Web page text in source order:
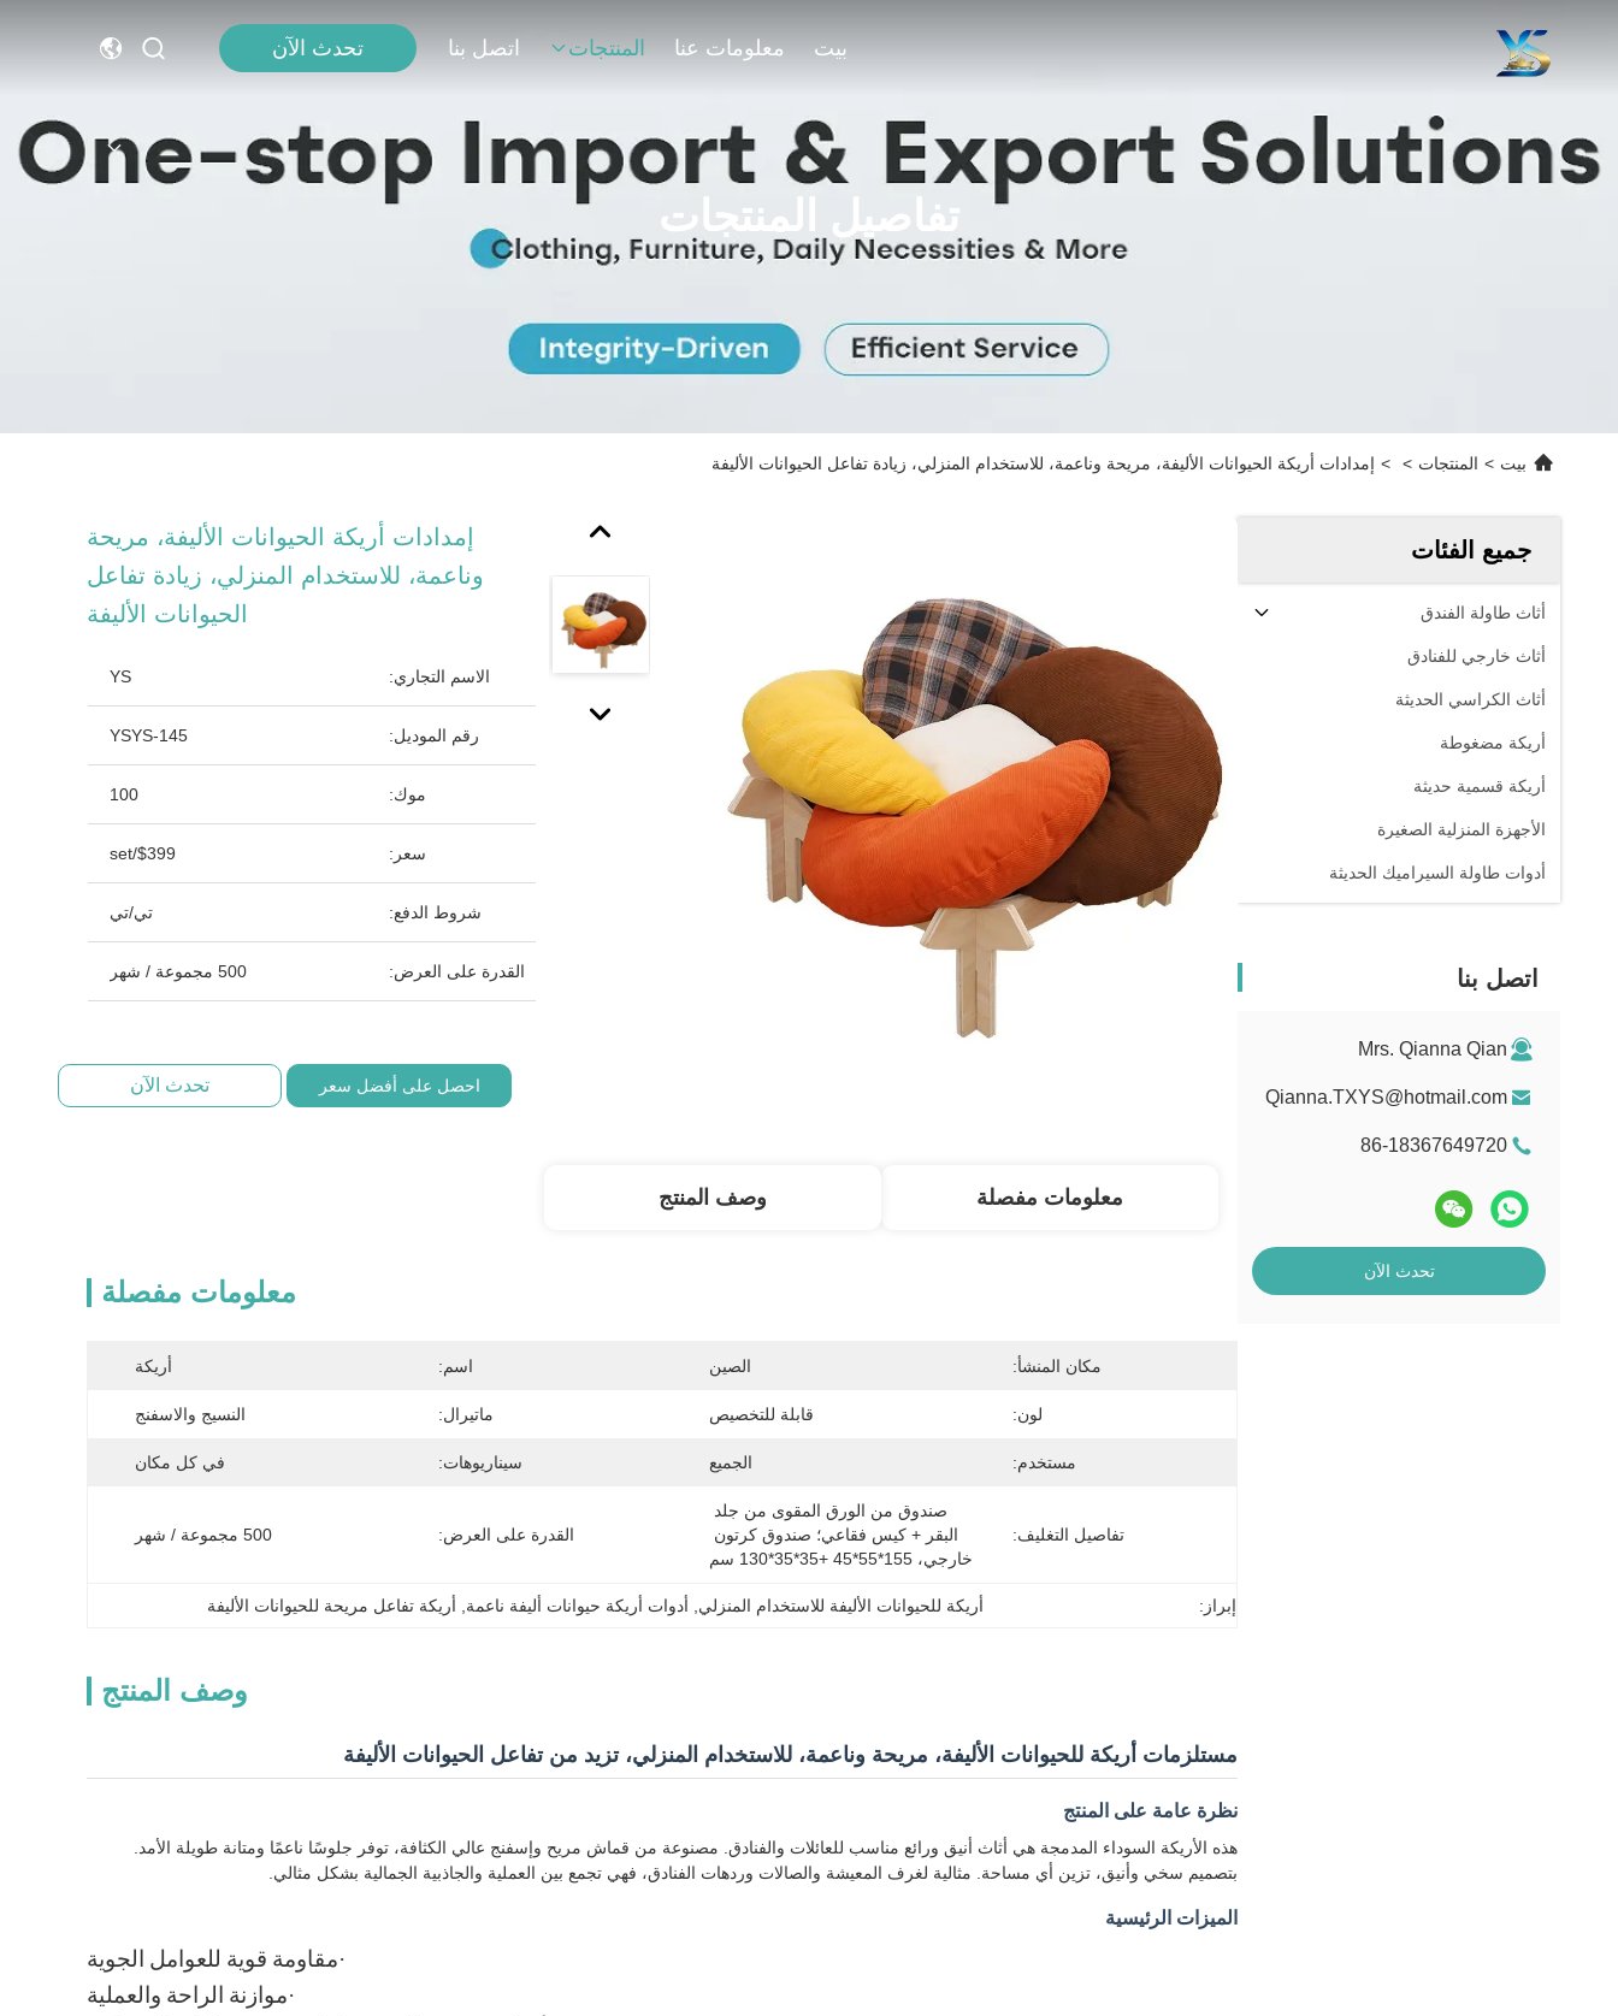
بيت معلومات عنا المنتجات اتصل بنا تحدث الآن
تفاصيل المنتجات
بيت > المنتجات >
> إمدادات أريكة الحيوانات الأليفة، مريحة وناعمة، للاستخدام المنزلي، زيادة تفاعل الحيوانات الأليفة
جميع الفئات
أثاث طاولة الفندق
أثاث خارجي للفنادق
أثاث الكراسي الحديثة
أريكة مضغوطة
أريكة قسمية حديثة
الأجهزة المنزلية الصغيرة
أدوات طاولة السيراميك الحديثة
اتصل بنا
Mrs. Qianna Qian
Qianna.TXYS@hotmail.com
86-18367649720
تحدث الآن
إمدادات أريكة الحيوانات الأليفة، مريحة
وناعمة، للاستخدام المنزلي، زيادة تفاعل
الحيوانات الأليفة
الاسم التجاري: YS
رقم الموديل: YSYS-145
موك: 100
سعر: $399/set
شروط الدفع: تي/تي
القدرة على العرض: 500 مجموعة / شهر
احصل على أفضل سعر تحدث الآن
معلومات مفصلة وصف المنتج
معلومات مفصلة
مكان المنشأ: الصين اسم: أريكة
لون: قابلة للتخصيص ماتيرال: النسيج والاسفنج
مستخدم: الجميع سيناريوهات: في كل مكان
تفاصيل التغليف:
خارجي، 155*55*45 +35*35*130 سم
القدرة على العرض: 500 مجموعة / شهر
إبراز: أريكة للحيوانات الأليفة للاستخدام المنزلي أدوات أريكة حيوانات أليفة ناعمة أريكة تفاعل مريحة للحيوانات الأليفة
وصف المنتج
مستلزمات أريكة للحيوانات الأليفة، مريحة وناعمة، للاستخدام المنزلي، تزيد من تفاعل الحيوانات الأليفة
نظرة عامة على المنتج
هذه الأريكة السوداء المدمجة هي أثاث أنيق ورائع مناسب للعائلات والفنادق. مصنوعة من قماش مريح وإسفنج عالي الكثافة، توفر جلوسًا ناعمًا ومتانة طويلة الأمد.
بتصميم سخي وأنيق، تزين أي مساحة. مثالية لغرف المعيشة والصالات وردهات الفنادق، فهي تجمع بين العملية والجاذبية الجمالية بشكل مثالي.
الميزات الرئيسية
·مقاومة قوية للعوامل الجوية
·موازنة الراحة والعملية